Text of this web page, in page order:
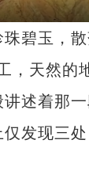
碧玉，散
，天然的
述着那
发现三